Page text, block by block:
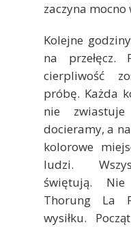
zaczyna mocno
Kolejne
na przełęcz.
cierpliwość
próbę. Każda
nie
docieramy, a
kolorowe
ludzi.
świętują.
Thorung La
wysiłku.